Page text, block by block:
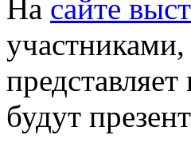
На сайте
будут